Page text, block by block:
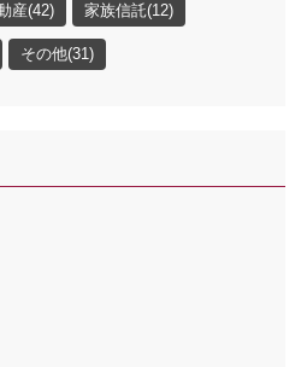
産(42) 家族信託(12)
その他(31)